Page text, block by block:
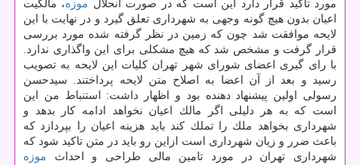
مورد تاكید قرار دارد این است كه در صورت انحلال موزه، مالكیت
اعیان بدون هیچ گونه وجهی به شهرداری تعلق گیرد و در نهایت با این
لایحه موافقت شد چون كه زمین در نظر گرفته شده مورد بررسی
قرار گرفت و مشخص شد كه هیچ مشكلی برای این واگذاری ندارد.
با رای گیری اعضای شورای شهر تهران كلیات این لایحه به تصویب
رسید و بعد از آن اعضا به اصلاح متن لایحه پرداختند. سیدحسن
رسولی اولین پیشنهاد دهنده بود و اظهار داشت: استنباط من این
است كه به هر دلیلی اگر مالك اعیان نخواهد ادامه كار بدهد و
شهرداری بخواهد ملك را تملك كند باید هزینه اعیان را بپردازد كه
باعث ضرر و زیان شهرداری است ازاین رو باید در متن تاكید شود كه
شهرداری تهران در مورد تامین مالی طراحی و احداث موزه